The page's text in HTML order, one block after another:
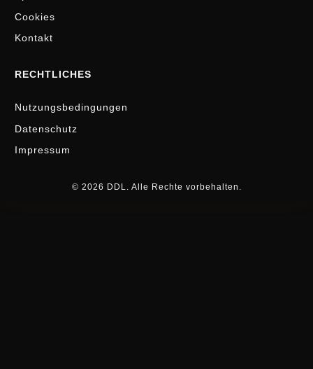
Cookies
Kontakt
RECHTLICHES
Nutzungsbedingungen
Datenschutz
Impressum
© 2026 DDL. Alle Rechte vorbehalten.